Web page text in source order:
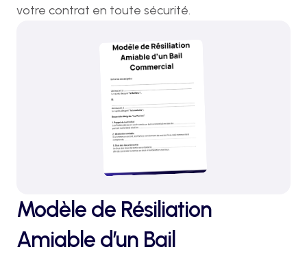
votre contrat en toute sécurité.
Modèle de Résiliation
Amiable d’un Bail